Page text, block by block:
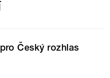
Český rozhlas